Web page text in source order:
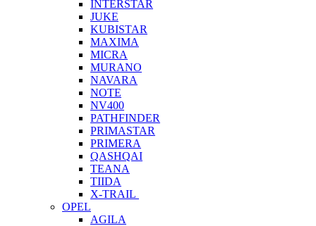
INTERSTAR
JUKE
KUBISTAR
MAXIMA
MICRA
MURANO
NAVARA
NOTE
NV400
PATHFINDER
PRIMASTAR
PRIMERA
QASHQAI
TEANA
TIIDA
X-TRAIL
OPEL
AGILA